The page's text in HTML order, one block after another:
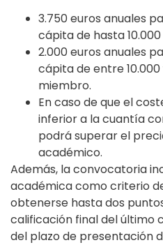
3.750 euros anuales
cápita de hasta 10.000
2.000 euros anuales
cápita de entre 10.000
miembro.
En caso de que el
inferior a la cuantía
podrá superar el
académico.
Además, la convocatoria
académica como criterio
obtenerse hasta dos
calificación final del último
del plazo de presentación